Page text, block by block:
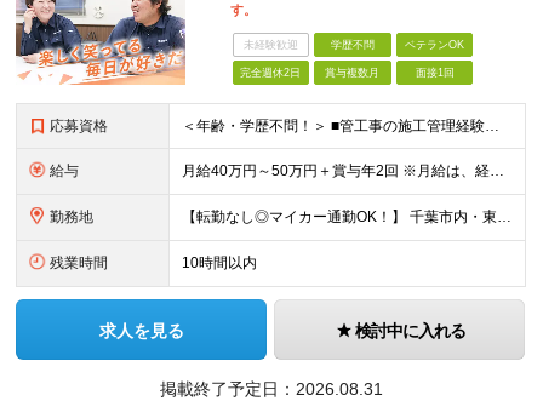
す。
未経験歓迎 学歴不問 ベテランOK
完全週休2日 賞与複数月 面接1回
応募資格 ＜年齢・学歴不問！＞ ■管工事の施工管理経験をお持ちの方（マンション改修や中大型物件の経験など） ■管工事施工管理技士（1級または2級）をお持ちの方 ★30代～60代まで、幅広い年代が活躍中の職場で
給与 月給40万円～50万円＋賞与年2回 ※月給は、経験やスキル、資格に応じて決定します ※月給には、固定残業代（62,900円～110,700円/月40時間分）を含みます。超過分は別途全額支給します
勤務地 【転勤なし◎マイカー通勤OK！】 千葉市内・東京23区内の現場でご活躍いただきます！ ※直行直帰のケースもあります ■本社： 千葉県松戸市稔台5-7-8 ※（変更の範囲）上記を除く当社関連勤務地
残業時間 10時間以内
求人を見る 検討中に入れる
掲載終了予定日： 2026.08.31